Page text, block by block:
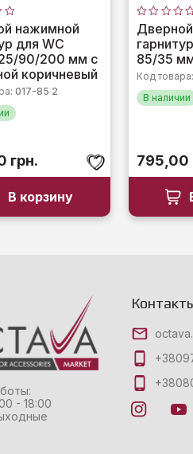
нажимной
для WC
90/200 мм с
коричневый
017-85 2
грн.
В корзину
Оценка
0
из
5
85/35
Код товара:
В наличии
795,00
- 18:00